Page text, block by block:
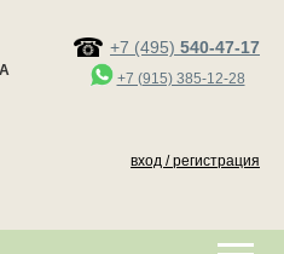
+7 (495) 540-47-17
+7 (915) 385-12-28
вход / регистрация